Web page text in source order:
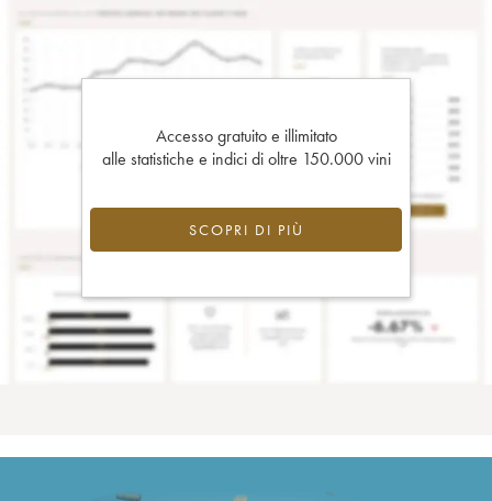
Accesso gratuito e illimitato
alle statistiche e indici di oltre 150.000 vini
SCOPRI DI PIÙ